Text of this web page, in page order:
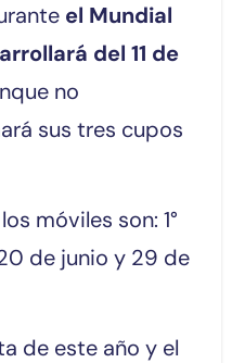
el Mundial
del 11 de
no
sus tres cupos
móviles son: 1°
de junio y 29 de
de este año y el